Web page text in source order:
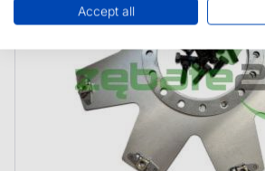
Accept all